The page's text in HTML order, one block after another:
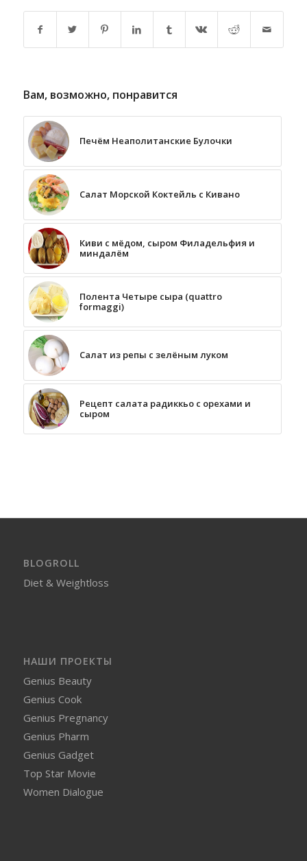
Вам, возможно, понравится
Печём Неаполитанские Булочки
Салат Морской Коктейль с Кивано
Киви с мёдом, сыром Филадельфия и
миндалём
Полента Четыре сыра (quattro
formaggi)
Салат из репы с зелёным луком
Рецепт салата радиккьо с орехами и
сыром
BLOGROLL
Diet & Weightloss
НАШИ ПРОЕКТЫ
Genius Beauty
Genius Cook
Genius Pregnancy
Genius Pharm
Genius Gadget
Top Star Movie
Women Dialogue